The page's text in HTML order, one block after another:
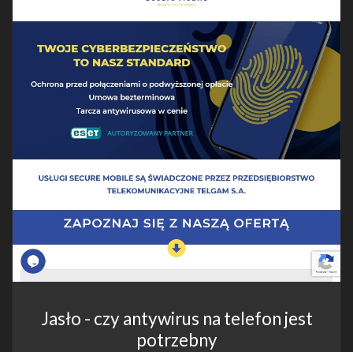
Jasło - czy antywirus na telefon jest
potrzebny